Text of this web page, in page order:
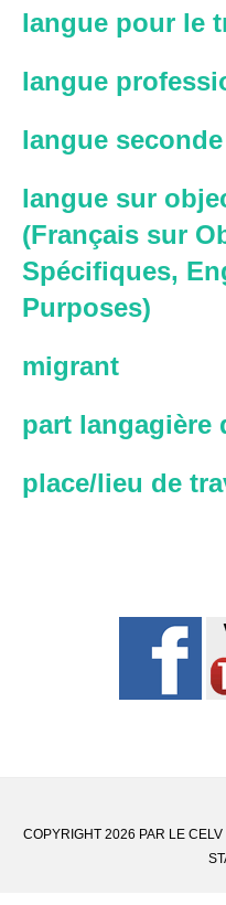
langue pour le
langue
langue seconde
langue sur
(Français sur
Spécifiques,
Purposes)
migrant
part langagière
place/lieu de
COPYRIGHT 2026 PAR LE CELV